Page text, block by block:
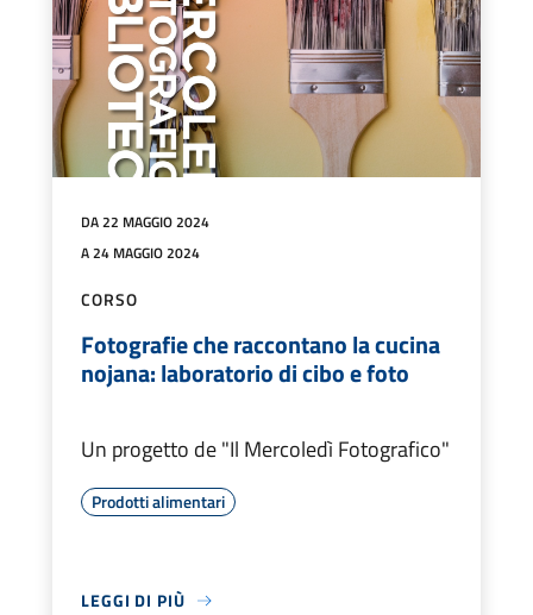
DA 22 MAGGIO 2024
A 24 MAGGIO 2024
CORSO
Fotografie che raccontano la cucina
nojana: laboratorio di cibo e foto
Un progetto de "Il Mercoledì Fotografico"
Prodotti alimentari
LEGGI DI PIÙ